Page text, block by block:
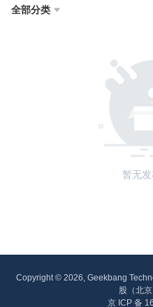
全部分类 
暂无
Copyright © 2026, Geekbang
股（北
京 ICP 备